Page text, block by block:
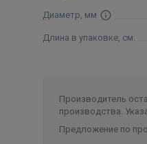
Диаметр, мм
Длина в упаковке, см.
Производитель
производства.
Предложение по